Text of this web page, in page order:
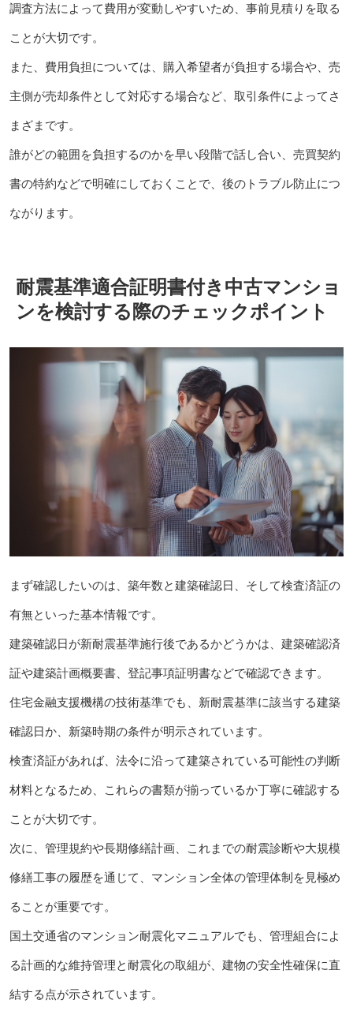
調査方法によって費用が変動しやすいため、事前見積りを取る
ことが大切です。
また、費用負担については、購入希望者が負担する場合や、売
主側が売却条件として対応する場合など、取引条件によってさ
まざまです。
誰がどの範囲を負担するのかを早い段階で話し合い、売買契約
書の特約などで明確にしておくことで、後のトラブル防止につ
ながります。
耐震基準適合証明書付き中古マンショ
ンを検討する際のチェックポイント
まず確認したいのは、築年数と建築確認日、そして検査済証の
有無といった基本情報です。
建築確認日が新耐震基準施行後であるかどうかは、建築確認済
証や建築計画概要書、登記事項証明書などで確認できます。
住宅金融支援機構の技術基準でも、新耐震基準に該当する建築
確認日か、新築時期の条件が明示されています。
検査済証があれば、法令に沿って建築されている可能性の判断
材料となるため、これらの書類が揃っているか丁寧に確認する
ことが大切です。
次に、管理規約や長期修繕計画、これまでの耐震診断や大規模
修繕工事の履歴を通じて、マンション全体の管理体制を見極め
ることが重要です。
国土交通省のマンション耐震化マニュアルでも、管理組合によ
る計画的な維持管理と耐震化の取組が、建物の安全性確保に直
結する点が示されています。